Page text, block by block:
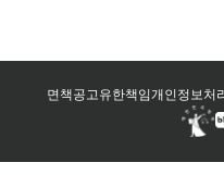
면책공고유한책임개인정보처